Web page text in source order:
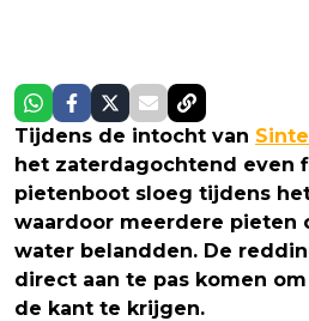
Tijdens de intocht van
het zaterdagochtend even
pietenboot sloeg tijdens
waardoor meerdere pieten
water belandden. De
direct aan te pas komen
de kant te krijgen.